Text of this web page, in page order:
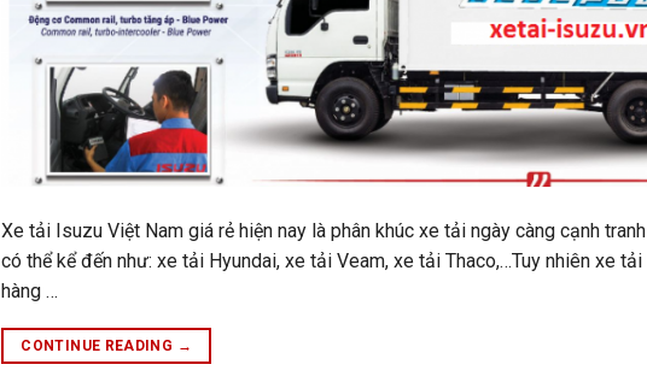
Xe tải Isuzu Việt Nam giá rẻ hiện nay là phân khúc xe tải ngày càng cạnh
có thể kể đến như: xe tải Hyundai, xe tải Veam, xe tải Thaco,…Tuy nhiên xe
hàng …
CONTINUE READING →